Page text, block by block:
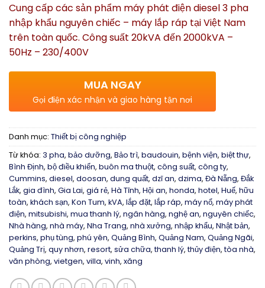
Cung cấp các sản phẩm máy phát điện diesel 3 pha
nhập khẩu nguyên chiếc – máy lắp ráp tại Việt Nam
trên toàn quốc. Công suất 20kVA đến 2000kVA –
50Hz – 230/400V
MUA NGAY
Gọi điện xác nhận và giao hàng tận nơi
Danh mục: Thiết bị công nghiệp
Từ khóa: 3 pha, bảo dưỡng, Bảo trì, baudouin, bệnh viện, biệt thự,
Bình Định, bộ điều khiển, buôn ma thuột, công suất, công ty,
Cummins, diesel, doosan, dung quất, dzĩ an, dzima, Đà Nẵng, Đắk
Lắk, gia đình, Gia Lai, giá rẻ, Hà Tĩnh, Hội an, honda, hotel, Huế, hữu
toàn, khách sạn, Kon Tum, kVA, lắp đặt, lắp ráp, máy nổ, máy phát
điện, mitsubishi, mua thanh lý, ngân hàng, nghệ an, nguyên chiếc,
Nhà hàng, nhà máy, Nha Trang, nhà xưởng, nhập khẩu, Nhật bản,
perkins, phụ tùng, phú yên, Quảng Bình, Quảng Nam, Quảng Ngãi,
Quảng Trị, quy nhơn, resort, sửa chữa,thanh lý,thủy điện,tòa nhà,
văn phòng, vietgen, villa, vinh, xăng